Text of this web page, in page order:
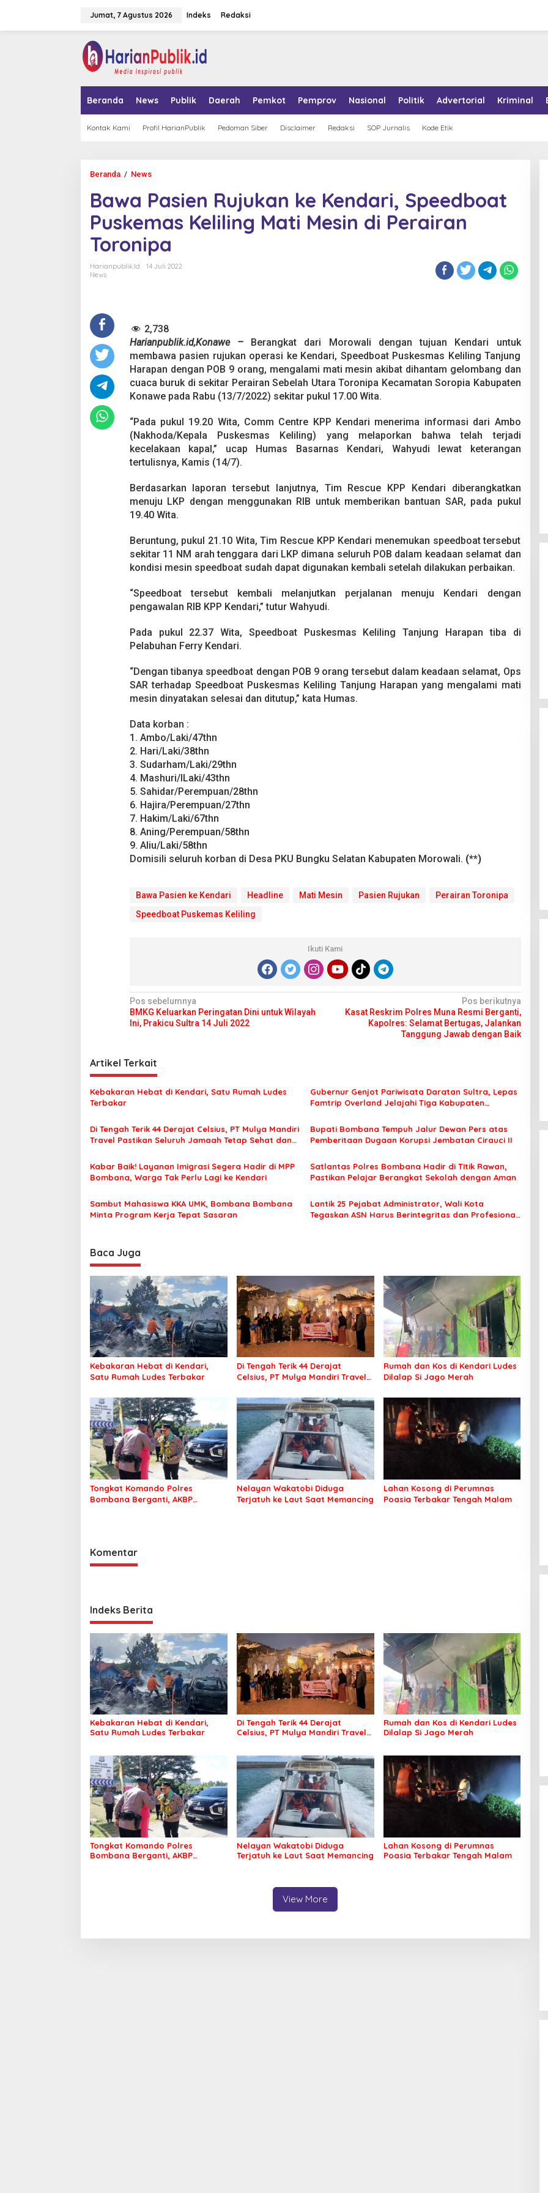
Jumat, 7 Agustus 2026 Indeks Redaksi
Beranda News Publik Daerah Pemkot Pemprov Nasional Politik Advertorial Kriminal
Kontak Kami Profil HarianPublik Pedoman Siber Disclaimer Redaksi SOP Jurnalis Kode Etik
Beranda / News
w
P
a
s
i
k
a
n
k
e
K
e
a
r
,
e
e
d
o
t
P
s
k
s
e
l
l
n
g
M
t
i
M
e
s
i
n
d
i
a
i
n
i
p
Bawa Pasien Rujukan ke Kendari, Speedboat
Puskemas Keliling Mati Mesin di Perairan
Toronipa
Harianpublik.id
14 Juli 2022
News
2,738
Harianpublik.id,Konawe –Berangkat dari Morowali dengan tujuan Kendari untuk
membawa pasien rujukan operasi ke Kendari, Speedboat Puskesmas Keliling Tanjung
Harapan dengan POB 9 orang, mengalami mati mesin akibat dihantam gelombang dan
cuaca buruk di sekitar Perairan Sebelah Utara Toronipa Kecamatan Soropia Kabupaten
Konawe pada Rabu (13/7/2022) sekitar pukul 17.00 Wita.
“Pada pukul 19.20 Wita, Comm Centre KPP Kendari menerima informasi dari Ambo
(Nakhoda/Kepala Puskesmas Keliling) yang melaporkan bahwa telah terjadi
kecelakaan kapal,” ucap Humas Basarnas Kendari, Wahyudi lewat keterangan
tertulisnya, Kamis (14/7).
Berdasarkan laporan tersebut lanjutnya, Tim Rescue KPP Kendari diberangkatkan
menuju LKP dengan menggunakan RIB untuk memberikan bantuan SAR, pada pukul
19.40 Wita.
Beruntung, pukul 21.10 Wita, Tim Rescue KPP Kendari menemukan speedboat tersebut
sekitar 11 NM arah tenggara dari LKP dimana seluruh POB dalam keadaan selamat dan
kondisi mesin speedboat sudah dapat digunakan kembali setelah dilakukan perbaikan.
“Speedboat tersebut kembali melanjutkan perjalanan menuju Kendari dengan
pengawalan RIB KPP Kendari,” tutur Wahyudi.
Pada pukul 22.37 Wita, Speedboat Puskesmas Keliling Tanjung Harapan tiba di
Pelabuhan Ferry Kendari.
“Dengan tibanya speedboat dengan POB 9 orang tersebut dalam keadaan selamat, Ops
SAR terhadap Speedboat Puskesmas Keliling Tanjung Harapan yang mengalami mati
mesin dinyatakan selesai dan ditutup,” kata Humas.
Data korban :
1. Ambo/Laki/47thn
2. Hari/Laki/38thn
3. Sudarham/Laki/29thn
4. Mashuri/lLaki/43thn
5. Sahidar/Perempuan/28thn
6. Hajira/Perempuan/27thn
7. Hakim/Laki/67thn
8. Aning/Perempuan/58thn
9. Aliu/Laki/58thn
Domisili seluruh korban di Desa PKU Bungku Selatan Kabupaten Morowali. (**)
Bawa Pasien ke Kendari Headline Mati Mesin Pasien Rujukan
Perairan Toronipa
Speedboat Puskemas Keliling
Ikuti Kami
N
a
i
g
a
i
p
o
s
Pos sebelumnya
BMKG Keluarkan Peringatan Dini untuk Wilayah
Ini, Prakicu Sultra 14 Juli 2022
Pos berikutnya
Kasat Reskrim Polres Muna Resmi Berganti,
Kapolres: Selamat Bertugas, Jalankan
Tanggung Jawab dengan Baik
Artikel Terkait
Kebakaran Hebat di Kendari, Satu Rumah Ludes
Terbakar
Gubernur Genjot Pariwisata Daratan Sultra, Lepas
Famtrip Overland Jelajahi Tiga Kabupaten
Di Tengah Terik 44 Derajat Celsius, PT Mulya Mandiri
Travel Pastikan Seluruh Jamaah Tetap Sehat dan
Bupati Bombana Tempuh Jalur Dewan Pers atas
Pemberitaan Dugaan Korupsi Jembatan Cirauci II
Kabar Baik! Layanan Imigrasi Segera Hadir di MPP
Bombana, Warga Tak Perlu Lagi ke Kendari
Satlantas Polres Bombana Hadir di Titik Rawan,
Pastikan Pelajar Berangkat Sekolah dengan Aman
Sambut Mahasiswa KKA UMK, Bombana Bombana
Minta Program Kerja Tepat Sasaran
Lantik 25 Pejabat Administrator, Wali Kota
Tegaskan ASN Harus Berintegritas dan Profesional
Baca Juga
Kebakaran Hebat di Kendari,
Satu Rumah Ludes Terbakar
Di Tengah Terik 44 Derajat
Celsius, PT Mulya Mandiri Travel
Sehat dan Nyaman Beribadah
Rumah dan Kos di Kendari Ludes
Dilalap Si Jago Merah
Tongkat Komando Polres
Bombana Berganti, AKBP
Nelayan Wakatobi Diduga
Terjatuh ke Laut Saat Memancing
Lahan Kosong di Perumnas
Poasia Terbakar Tengah Malam
Komentar
Indeks Berita
Kebakaran Hebat di Kendari,
Satu Rumah Ludes Terbakar
Di Tengah Terik 44 Derajat
Celsius, PT Mulya Mandiri Travel
Rumah dan Kos di Kendari Ludes
Dilalap Si Jago Merah
Tongkat Komando Polres
Bombana Berganti, AKBP
Nelayan Wakatobi Diduga
Terjatuh ke Laut Saat Memancing
Lahan Kosong di Perumnas
Poasia Terbakar Tengah Malam
View More
Pesta Pernikahan Berakhir
Mencekam, Mahasiswa Ditikam
Miras
Bongkar Mafia BBM Subsidi,
Tersangka